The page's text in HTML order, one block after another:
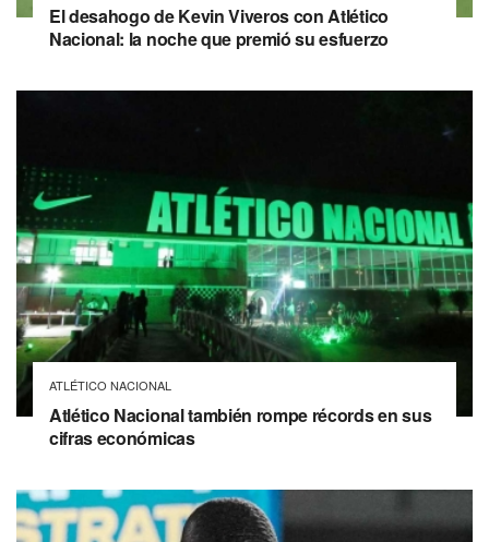
El desahogo de Kevin Viveros con Atlético
Nacional: la noche que premió su esfuerzo
ATLÉTICO NACIONAL
Atlético Nacional también rompe récords en sus
cifras económicas